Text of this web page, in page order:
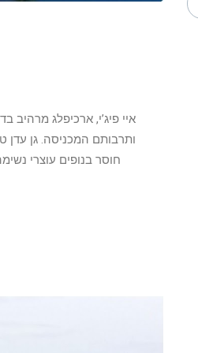
איי פיג’י, ארכיפלג מרהיב
חוסר בנופים עוצרי